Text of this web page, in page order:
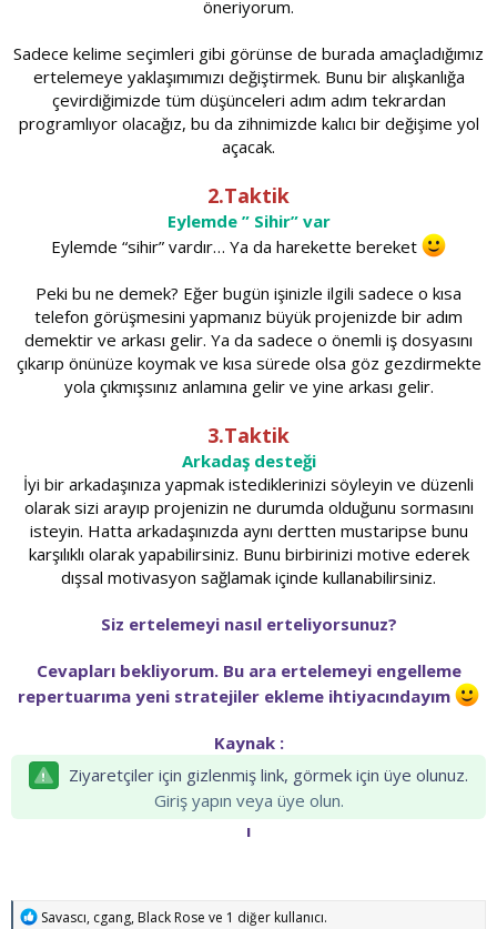
öneriyorum.
Sadece kelime seçimleri gibi görünse de burada amaçladığımız
ertelemeye yaklaşımımızı değiştirmek. Bunu bir alışkanlığa
çevirdiğimizde tüm düşünceleri adım adım tekrardan
programlıyor olacağız, bu da zihnimizde kalıcı bir değişime yol
açacak.
2.Taktik
Eylemde ” Sihir” var
Eylemde “sihir” vardır… Ya da harekette bereket
Peki bu ne demek? Eğer bugün işinizle ilgili sadece o kısa
telefon görüşmesini yapmanız büyük projenizde bir adım
demektir ve arkası gelir. Ya da sadece o önemli iş dosyasını
çıkarıp önünüze koymak ve kısa sürede olsa göz gezdirmekte
yola çıkmışsınız anlamına gelir ve yine arkası gelir.
3.Taktik
Arkadaş desteği
İyi bir arkadaşınıza yapmak istediklerinizi söyleyin ve düzenli
olarak sizi arayıp projenizin ne durumda olduğunu sormasını
isteyin. Hatta arkadaşınızda aynı dertten mustaripse bunu
karşılıklı olarak yapabilirsiniz. Bunu birbirinizi motive ederek
dışsal motivasyon sağlamak içinde kullanabilirsiniz.
Siz ertelemeyi nasıl erteliyorsunuz?
Cevapları bekliyorum. Bu ara ertelemeyi engelleme
repertuarıma yeni stratejiler ekleme ihtiyacındayım
Kaynak :
Ziyaretçiler için gizlenmiş link, görmek için üye olunuz.
Giriş yapın veya üye olun.
ı
T
Savascı, cgang,Black Rose ve 1 diğer kullanıcı.